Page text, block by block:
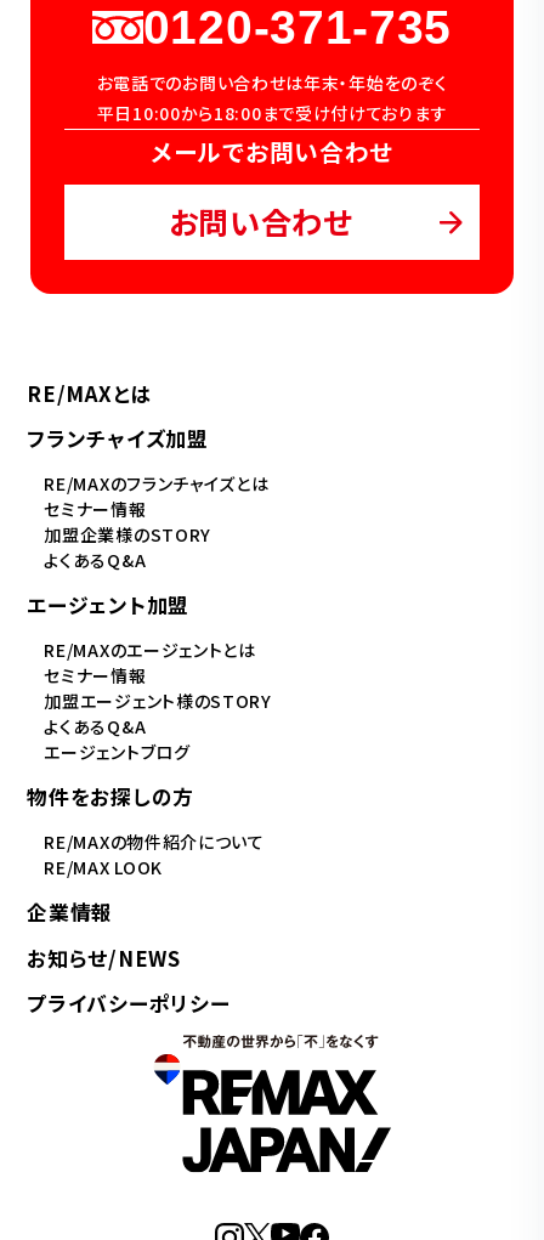
0120-371-735
お電話でのお問い合わせは年末・年始をのぞく
平日10:00から18:00まで受け付けております
メールでお問い合わせ
お問い合わせ
RE/MAXとは
フランチャイズ加盟
RE/MAXのフランチャイズとは
セミナー情報
加盟企業様のSTORY
よくあるQ&A
エージェント加盟
RE/MAXのエージェントとは
セミナー情報
加盟エージェント様のSTORY
よくあるQ&A
エージェントブログ
物件をお探しの方
RE/MAXの物件紹介について
RE/MAX LOOK
企業情報
お知らせ/NEWS
プライバシーポリシー